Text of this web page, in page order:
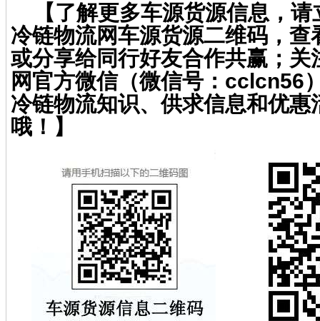
【了解更多车源货源信息，
冷链物流网车源货源二维码，查
或分享给同行好友合作共赢；关
网官方微信（微信号：cclcn56
冷链物流知识、供求信息和优惠
哦！】